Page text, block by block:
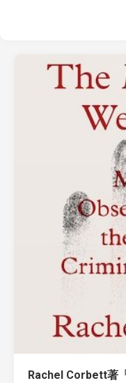
Rachel Corbett著